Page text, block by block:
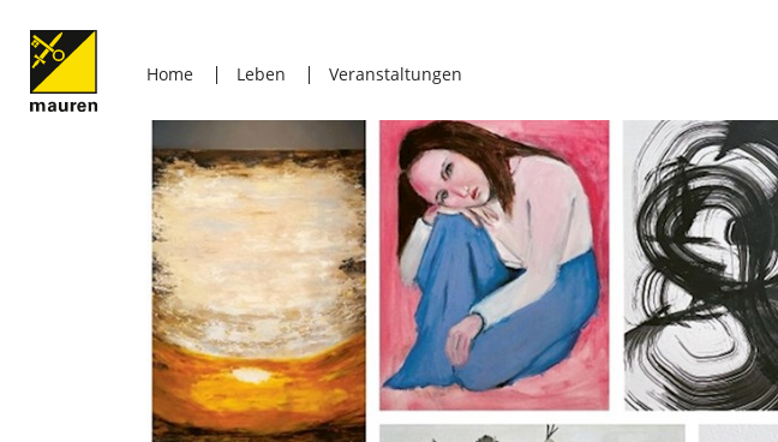
Home Leben Veranstaltungen